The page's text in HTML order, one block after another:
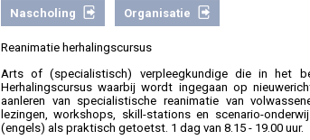
Nascholing Organisatie
Reanimatie herhalingscursus
Arts of (specialistisch) verpleegkundige die in het
Herhalingscursus waarbij wordt ingegaan op
aanleren van specialistische reanimatie van
lezingen, workshops, skill-stations en scenario-
(engels) als praktisch getoetst. 1 dag van 8.15 - 19.00 uur.